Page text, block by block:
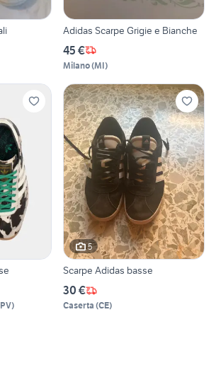
Adidas Scarpe Grigie e Bianche
45 €
Milano(MI)
PV)
5
Scarpe Adidas basse
30 €
Caserta (CE)